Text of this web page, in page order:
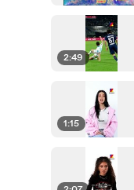
2:49
1:15